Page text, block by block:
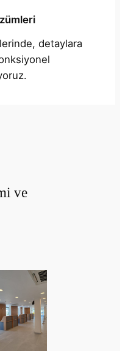
detaylara
ve